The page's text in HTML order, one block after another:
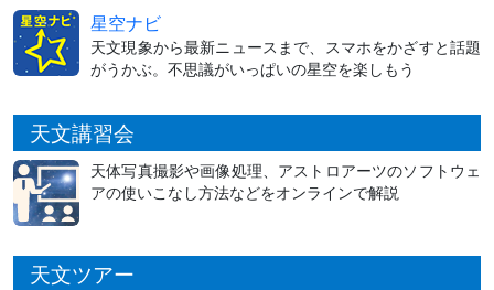
星空ナビ
天文現象から最新ニュースまで、スマホをかざすと話題
がうかぶ。不思議がいっぱいの星空を楽しもう
天文講習会
天体写真撮影や画像処理、アストロアーツのソフトウェ
アの使いこなし方法などをオンラインで解説
天文ツアー